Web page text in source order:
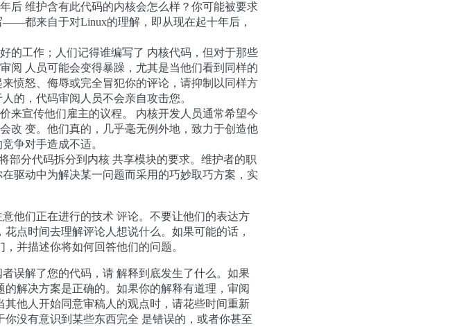
后 维护含有此代码的内核会怎么样？你可能被要求
都来自于对Linux的理解，即从现在起十年后，
的工作；人们记得谁编写了 内核代码，但对于那些
阅 人员可能会变得暴躁，尤其是当他们看到同样的
愤怒、侮辱或完全冒犯你的评论，请抑制以同样方
的，代码审阅人员不会亲自攻击您。
来宣传他们雇主的议程。 内核开发人员通常希望今
改 变。他们真的，几乎毫无例外地，致力于创造他
争对手造成不适。
部分代码拆分到内核 共享模块的要求。维护者的职
驱动中为解决某一问题而采用的巧妙取巧方案，实
他们正在进行的技术 评论。不要让他们的表达方
点时间去理解评论人想说什么。如果可能的话，
并描述你将如何回答他们的问题。
误解了您的代码，请 解释到底发生了什么。如果
解决方案是正确的。如果你的解释有道理，审阅
他人开始同意审稿人的观点时，请花些时间重新
没有意识到某些东西完全 是错误的，或者你甚至